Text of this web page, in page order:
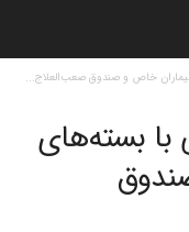
بیماران خاص و صندوق صعب‌العلاج...
با بسته‌های